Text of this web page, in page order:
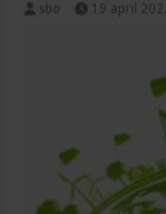
sbo 19 april